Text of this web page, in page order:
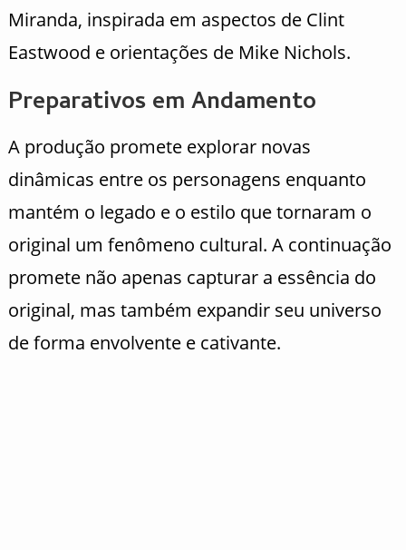
Miranda, inspirada em aspectos de Clint
Eastwood e orientações de Mike Nichols.
Preparativos em Andamento
A produção promete explorar novas
dinâmicas entre os personagens enquanto
mantém o legado e o estilo que tornaram o
original um fenômeno cultural. A continuação
promete não apenas capturar a essência do
original, mas também expandir seu universo
de forma envolvente e cativante.